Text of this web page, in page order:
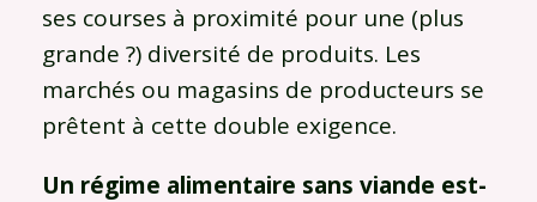
ses courses à proximité pour une (plus
grande ?) diversité de produits. Les
marchés ou magasins de producteurs se
prêtent à cette double exigence.
Un régime alimentaire sans viande est-